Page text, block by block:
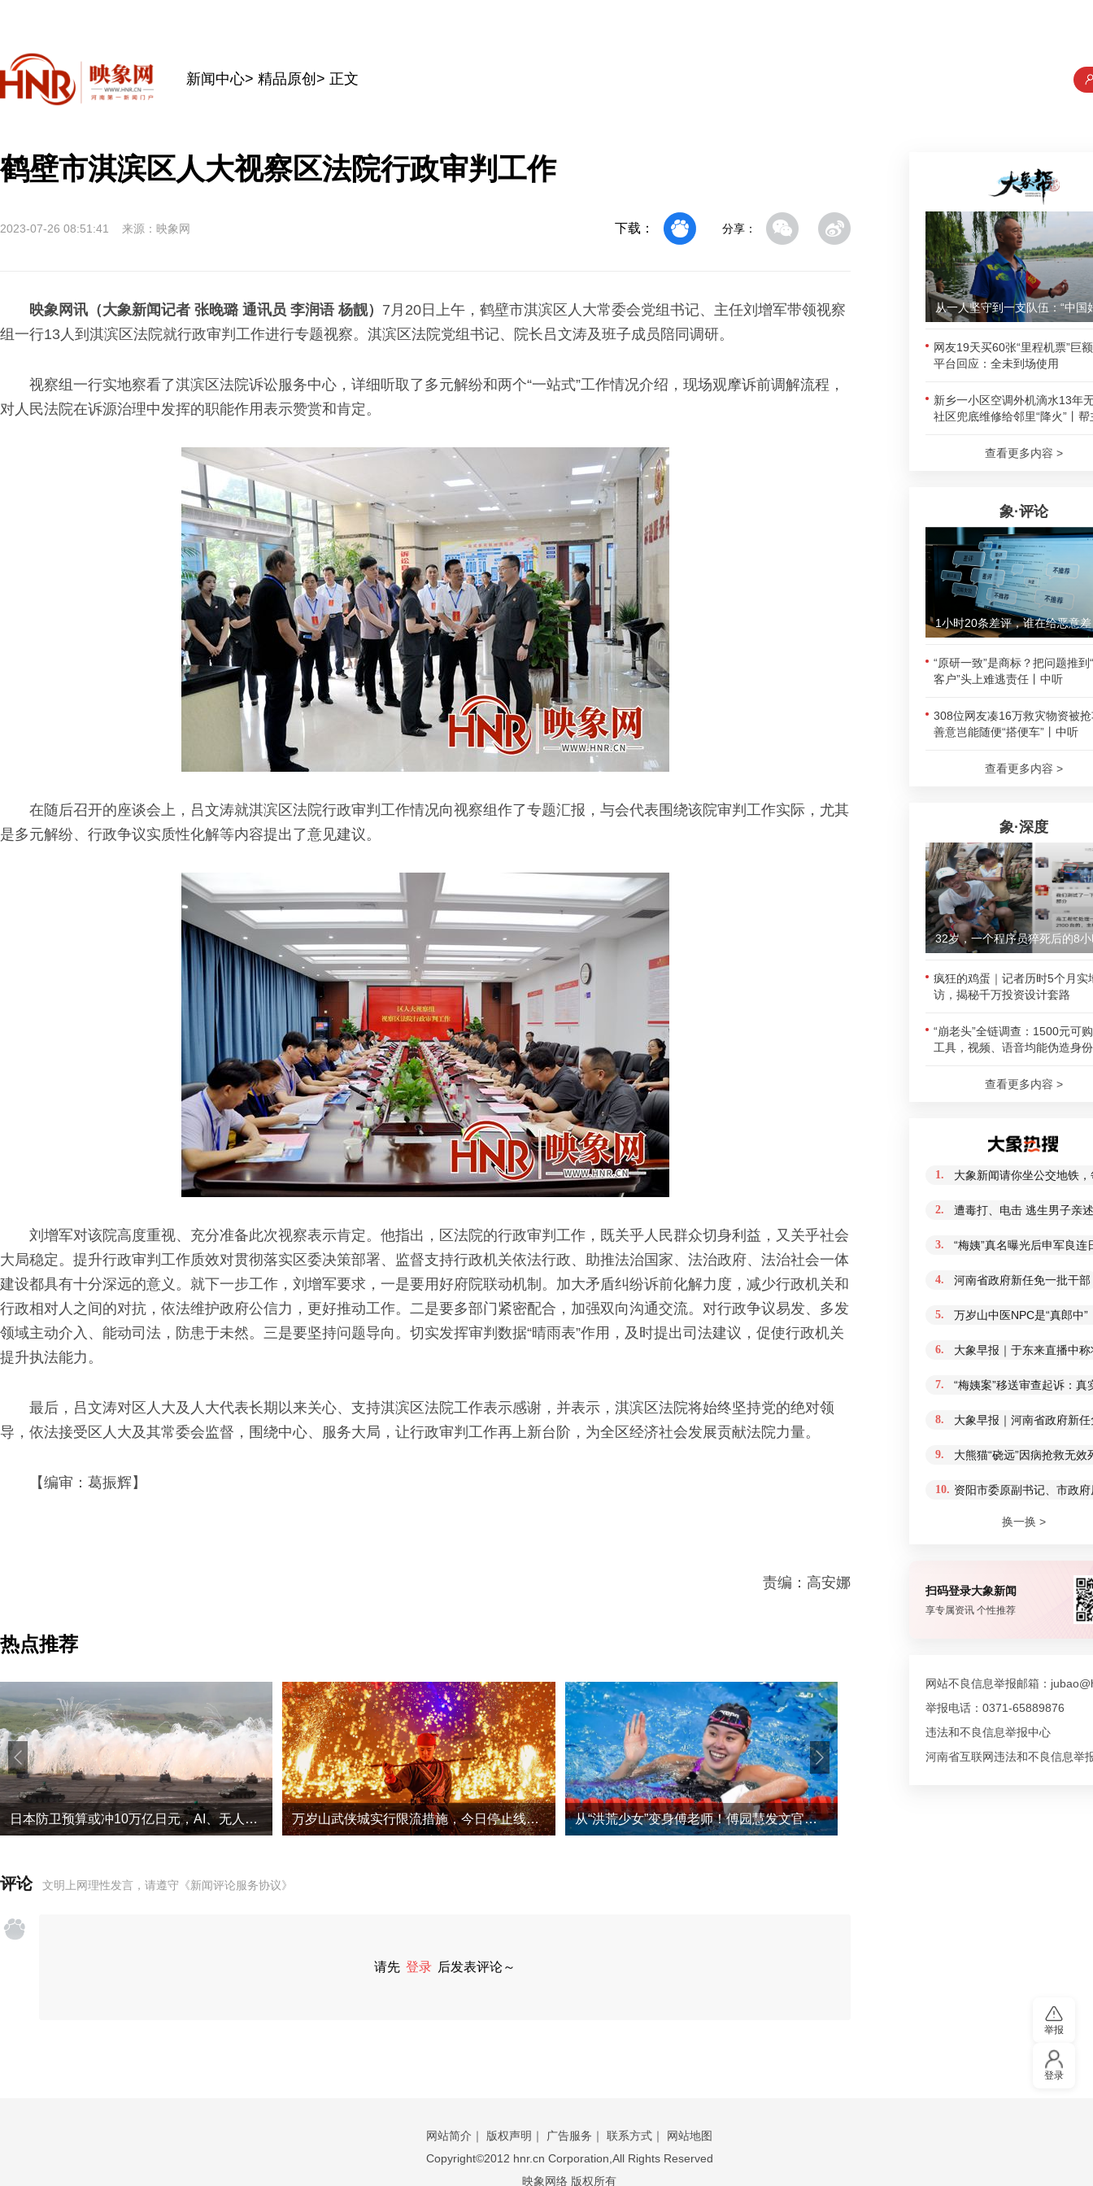
新闻中心> 精品原创 > 正文
鹤壁市淇滨区人大视察区法院行政审判工作
2023-07-26 08:51:41 来源：映象网 下载： 分享：
映象网讯（大象新闻记者 张晚璐 通讯员 李润语 杨靓） 7月20日上午，鹤壁市淇滨区人大常委会党组书记、主任刘增军带领视察
组一行13人到淇滨区法院就行政审判工作进行专题视察。淇滨区法院党组书记、院长吕文涛及班子成员陪同调研。
视察组一行实地察看了淇滨区法院诉讼服务中心，详细听取了多元解纷和两个“一站式”工作情况介绍，现场观摩诉前调解流程，
对人民法院在诉源治理中发挥的职能作用表示赞赏和肯定。
在随后召开的座谈会上，吕文涛就淇滨区法院行政审判工作情况向视察组作了专题汇报，与会代表围绕该院审判工作实际，尤其
是多元解纷、行政争议实质性化解等内容提出了意见建议。
刘增军对该院高度重视、充分准备此次视察表示肯定。他指出，区法院的行政审判工作，既关乎人民群众切身利益，又关乎社会
大局稳定。提升行政审判工作质效对贯彻落实区委决策部署、监督支持行政机关依法行政、助推法治国家、法治政府、法治社会一体
建设都具有十分深远的意义。就下一步工作，刘增军要求，一是要用好府院联动机制。加大矛盾纠纷诉前化解力度，减少行政机关和
行政相对人之间的对抗，依法维护政府公信力，更好推动工作。二是要多部门紧密配合，加强双向沟通交流。对行政争议易发、多发
领域主动介入、能动司法，防患于未然。三是要坚持问题导向。切实发挥审判数据“晴雨表”作用，及时提出司法建议，促使行政机关
提升执法能力。
最后，吕文涛对区人大及人大代表长期以来关心、支持淇滨区法院工作表示感谢，并表示，淇滨区法院将始终坚持党的绝对领
导，依法接受区人大及其常委会监督，围绕中心、服务大局，让行政审判工作再上新台阶，为全区经济社会发展贡献法院力量。
【编审：葛振辉】
责编：高安娜
热点推荐
日本防卫预算或冲10万亿日元，AI、无人机、远程导弹一个不少 万岁山武侠城实行限流措施，今日停止线上售票 从“洪荒少女”变身傅老师！傅园慧发文官宣成为浙大老师
评论 文明上网理性发言，请遵守 《新闻评论服务协议》
请先 登录 后发表评论～
网友19天买60张“里程机票”巨
平台回应：全未到场使用
新乡一小区空调外机滴水13年
社区兜底维修给邻里“降火”丨帮
查看更多内容 >
象·评论
“原研一致”是商标？把问题推到
客户”头上难逃责任丨中听
308位网友凑16万救灾物资被
善意岂能随便“搭便车”丨中听
查看更多内容 >
象·深度
32岁，一个程序员猝死后的8
疯狂的鸡蛋｜记者历时5个月实
访，揭秘千万投资设计套路
“崩老头”全链调查：1500元可
工具，视频、语音均能伪造身份
查看更多内容 >
1. 大象新闻请你坐公交地铁
2. 遭毒打、电击 逃生男子亲
3. “梅姨”真名曝光后申军良
4. 河南省政府新任免一批干部
5. 万岁山中医NPC是“真郎中
6. 大象早报｜于东来直播中
7. “梅姨案”移送审查起诉：
8. 大象早报｜河南省政府新
9. 大熊猫“硗远”因病抢救无
10. 资阳市委原副书记、市政
换一换 >
扫码登录大象新闻
享专属资讯 个性推荐
网站不良信息举报邮箱：
举报电话：0371-65889876
违法和不良信息举报中心
河南省互联网违法和不良信息举
网站简介 ｜ 版权声明 ｜ 广告服务 ｜ 联系方式 ｜
网站地图
Copyright©2012 hnr.cn Corporation,All Rights Reserved
映象网络 版权所有
举报
登录